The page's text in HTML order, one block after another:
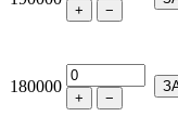
+ −
180000
+ −